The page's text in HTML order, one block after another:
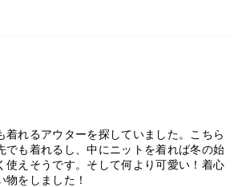
着れるアウターを探していました。こちら
でも着れるし、中にニットを着れば冬の始
使えそうです。そして何より可愛い！着心
をしました！